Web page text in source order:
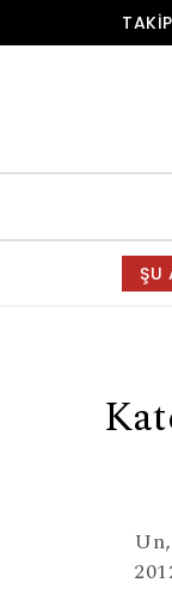
Skip to content
ŞU